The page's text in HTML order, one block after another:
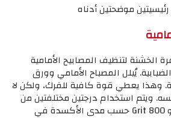
موضحتين أدناه
الخشنة لتنظيف المصابيح الأمامية
يُبلل المصباح الأمامي وورق
وهذا يعطي قوة كافية للفرك، ولكن لا
ويتم استخدام درجتين مختلفتين من
ورق الصنفرة 600 Grit و 800 Grit حسب مدى الأكسدة في